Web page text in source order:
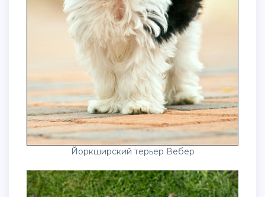
Йоркширский терьер Вебер